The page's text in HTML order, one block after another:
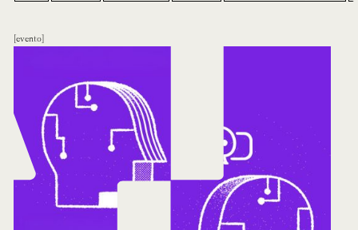
evento